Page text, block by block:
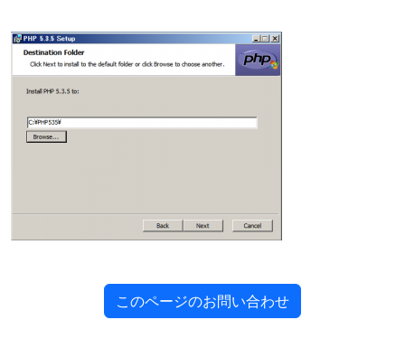
このページのお問い合わせ